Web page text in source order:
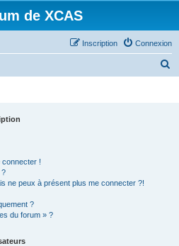
de XCAS
Connexion
Inscription
!
?
ne peux à présent plus me connecter ?!
?
du forum » ?